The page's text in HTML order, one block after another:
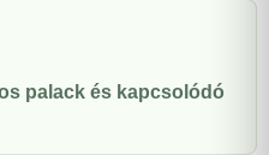
palack és kapcsolódó